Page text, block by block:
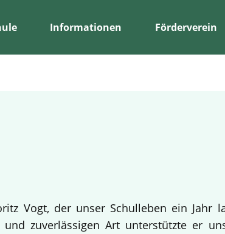
Informationen Förderverein
Vogt, der unser Schulleben ein Jahr
zuverlässigen Art unterstützte er